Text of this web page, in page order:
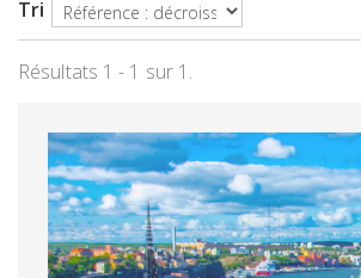
Tri
Résultats 1 - 1 sur 1.